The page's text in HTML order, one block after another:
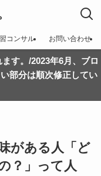
コンサル お問い合わせ
す。/2023年6月、ブロ
部分は順次修正してい
がある人「ど
？」って人